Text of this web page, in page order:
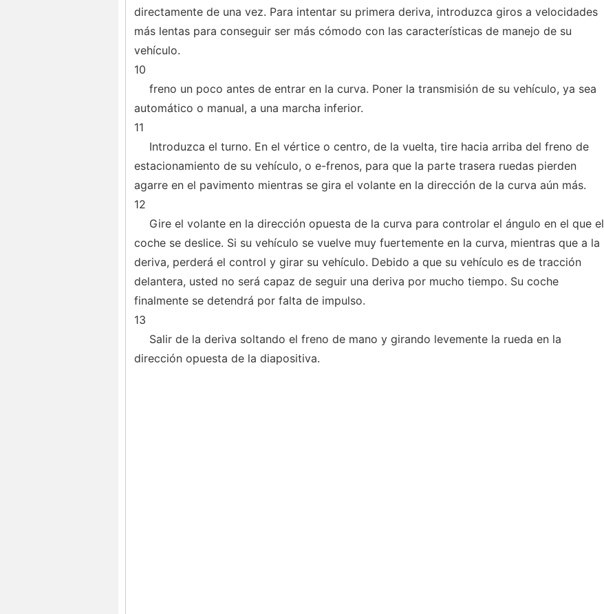
directamente de una vez. Para intentar su primera deriva, introduzca giros a velocidades
más lentas para conseguir ser más cómodo con las características de manejo de su
vehículo.
10
freno un poco antes de entrar en la curva. Poner la transmisión de su vehículo, ya sea
automático o manual, a una marcha inferior.
11
Introduzca el turno. En el vértice o centro, de la vuelta, tire hacia arriba del freno de
estacionamiento de su vehículo, o e-frenos, para que la parte trasera ruedas pierden
agarre en el pavimento mientras se gira el volante en la dirección de la curva aún más.
12
Gire el volante en la dirección opuesta de la curva para controlar el ángulo en el que el
coche se deslice. Si su vehículo se vuelve muy fuertemente en la curva, mientras que a la
deriva, perderá el control y girar su vehículo. Debido a que su vehículo es de tracción
delantera, usted no será capaz de seguir una deriva por mucho tiempo. Su coche
finalmente se detendrá por falta de impulso.
13
Salir de la deriva soltando el freno de mano y girando levemente la rueda en la
dirección opuesta de la diapositiva.